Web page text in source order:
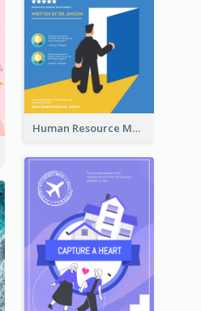
Human Resource Management Book Cover